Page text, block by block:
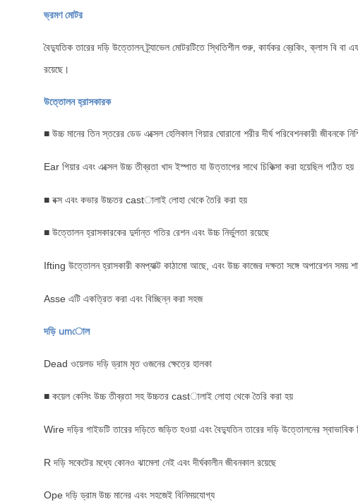
ভ্রমণ মোটর
বৈদ্যুতিক তারের দড়ি উত্তোলন ট্র্যাভেল মোটরটিতে স্থিতিশীল শুরু, কার্যকর ব্রেকিং, ক্লাস
রয়েছে।
উত্তোলন হ্রাসকারক
■ উচ্চ মানের তিন স্তরের ডেড এক্সেল হেলিকাল গিয়ার ঘোরানো শরীর দীর্ঘ পরিবেশনকারী জীবনকে
Ear গিয়ার এবং এক্সেল উচ্চ তীব্রতা খাদ ইস্পাত যা উত্তাপের সাথে চিকিত্সা করা হয়েছিল গঠিত হয়
■ বক্স এবং কভার উচ্চতর castালাই লোহা থেকে তৈরি করা হয়
■ উত্তোলন হ্রাসকারকের দুর্দান্ত গতির রেশন এবং উচ্চ নির্ভুলতা রয়েছে
Ifting উত্তোলন হ্রাসকারী কমপ্যাক্ট কাঠামো আছে, এবং উচ্চ কাজের দক্ষতা সঙ্গে অপারেশন সময়
Asse এটি একত্রিত করা এবং বিচ্ছিন্ন করা সহজ
দড়ি umোল
Dead ওয়েলড দড়ি ড্রাম মৃত ওজনের ক্ষেত্রে হালকা
■ কয়েল কেসিং উচ্চ তীব্রতা সহ উচ্চতর castালাই লোহা থেকে তৈরি করা হয়
Wire দড়ির গাইডটি তারের দড়িতে জড়িত হওয়া এবং বৈদ্যুতিন তারের দড়ি উত্তোলনের স্বাভাবিক
R দড়ি সকেটের মধ্যে কোনও ঝামেলা নেই এবং দীর্ঘকালীন জীবনকাল রয়েছে
Ope দড়ি ড্রাম উচ্চ মানের এবং সহজেই বিনিময়যোগ্য